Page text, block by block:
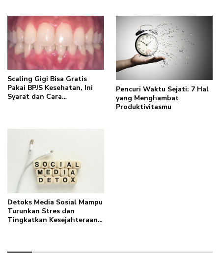
Scaling Gigi Bisa Gratis
Pakai BPJS Kesehatan, Ini
Syarat dan Cara
Pencuri Waktu Sejati: 7 Hal
yang Menghambat
Produktivitasmu
Detoks Media Sosial Mampu
Turunkan Stres dan
Tingkatkan Kesejahteraan,